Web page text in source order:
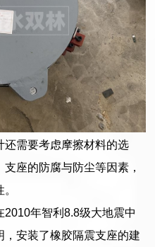
还需要考虑摩擦材料的选
座的防腐与防尘等因素，
年智利8.8级大地震中
安装了橡胶隔震支座的建